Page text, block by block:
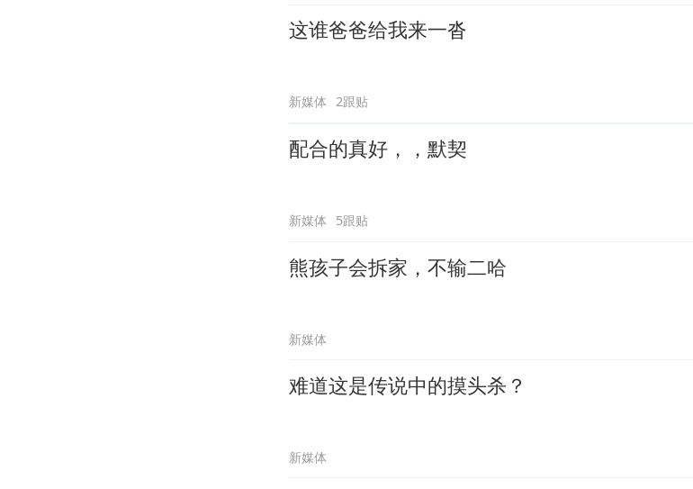
这谁爸爸给我来一沓
新媒体 2跟贴
配合的真好，，默契
新媒体 5跟贴
熊孩子会拆家，不输二哈
新媒体
难道这是传说中的摸头杀？
新媒体